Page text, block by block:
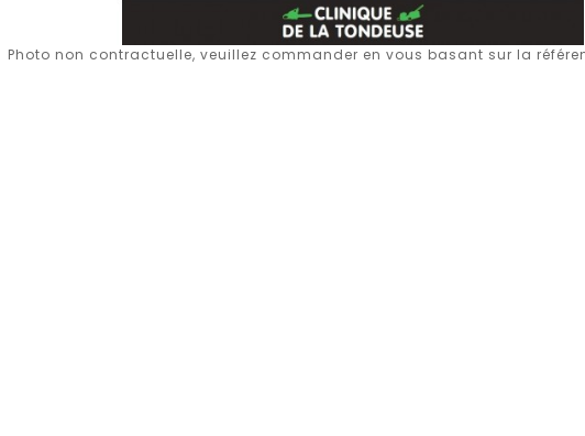
Photo non contractuelle, veuillez commander en vous basant sur la